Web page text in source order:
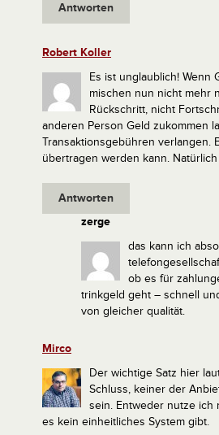
Antworten
Robert Koller
Es ist unglaublich!
mischen nun nicht mehr
Rückschritt, nicht
anderen Person Geld zukommen
Transaktionsgebühren verlangen.
übertragen werden kann.
Antworten
zerge
das kann ich
ob es für
trinkgeld geht – schnell
von gleicher qualität.
Mirco
Der wichtige Satz hier
Schluss, keiner der
sein. Entweder nutze ich
es kein einheitliches System gibt.